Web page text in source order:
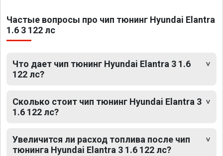
Частые вопросы про чип тюнинг Hyundai Elantra
1.6 3 122 лс
Что дает чип тюнинг Hyundai Elantra 3 1.6
122 лс?
Сколько стоит чип тюнинг Hyundai Elantra 3
1.6 122 лс?
Увеличится ли расход топлива после чип
тюнинга Hyundai Elantra 3 1.6 122 лс?